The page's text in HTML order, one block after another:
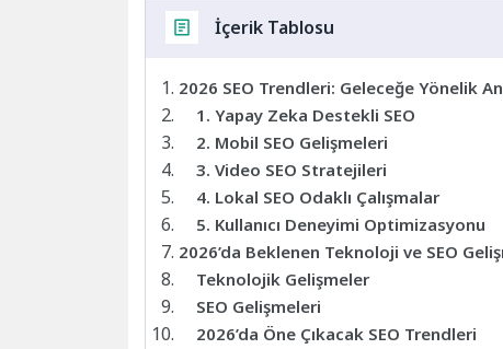
İçerik Tablosu
2026 SEO Trendleri: Geleceğe Yönelik
1. Yapay Zeka Destekli SEO
2. Mobil SEO Gelişmeleri
3. Video SEO Stratejileri
4. Lokal SEO Odaklı Çalışmalar
5. Kullanıcı Deneyimi Optimizasyonu
2026’da Beklenen Teknoloji ve SEO
Teknolojik Gelişmeler
SEO Gelişmeleri
2026’da Öne Çıkacak SEO Trendleri